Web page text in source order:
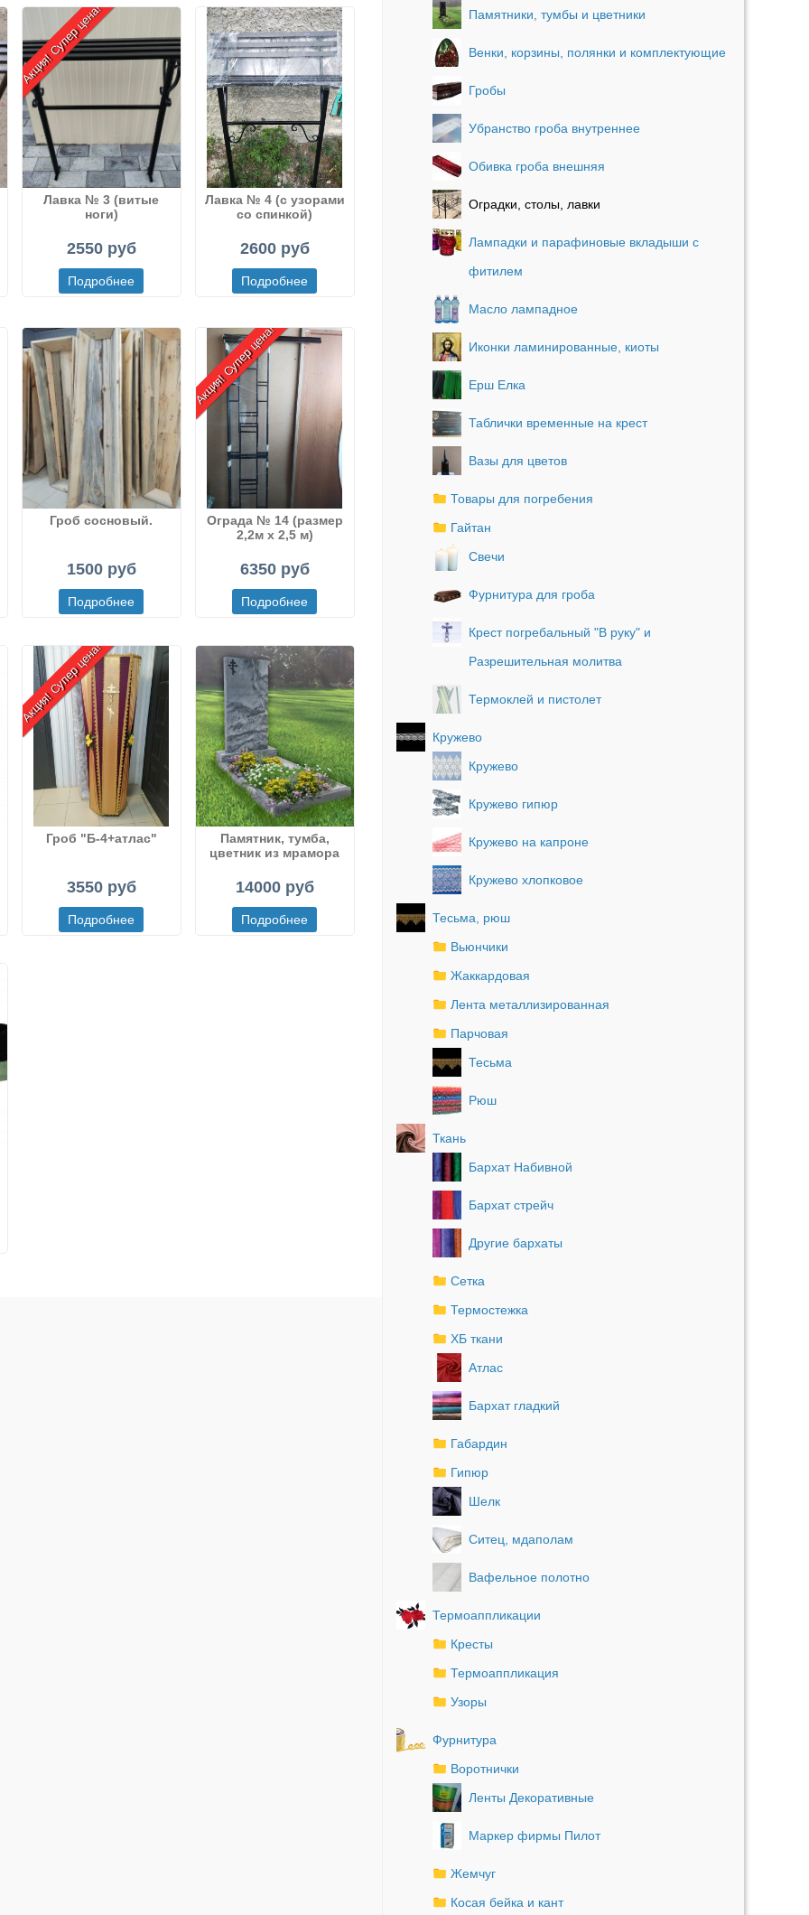
Акция! Супер цена!
Лавка № 3 (витые
ноги)
2550 руб
Лавка № 4 (с узорами
со спинкой)
2600 руб
Гроб сосновый.
1500 руб
Акция! Супер цена!
Ограда № 14 (размер
2,2м х 2,5 м)
6350 руб
Акция! Супер цена!
Гроб "Б-4+атлас"
3550 руб
Памятник, тумба,
цветник из мрамора
(Полевского)
14000 руб
Памятники, тумбы и цветники
Венки, корзины, полянки и комплектующие
Гробы
Убранство гроба внутреннее
Обивка гроба внешняя
Оградки, столы, лавки
Лампадки и парафиновые вкладыши с
фитилем
Масло лампадное
Иконки ламинированные, киоты
Ерш Елка
Таблички временные на крест
Вазы для цветов
Товары для погребения
Гайтан
Свечи
Фурнитура для гроба
Крест погребальный "В руку" и
Разрешительная молитва
Термоклей и пистолет
Кружево
Кружево
Кружево гипюр
Кружево на капроне
Кружево хлопковое
Тесьма, рюш
Вьюнчики
Жаккардовая
Лента металлизированная
Парчовая
Тесьма
Рюш
Ткань
Бархат Набивной
Бархат стрейч
Другие бархаты
Сетка
Термостежка
ХБ ткани
Атлас
Бархат гладкий
Габардин
Гипюр
Шелк
Ситец, мдаполам
Вафельное полотно
Термоаппликации
Кресты
Термоаппликация
Узоры
Фурнитура
Воротнички
Ленты Декоративные
Маркер фирмы Пилот
Жемчуг
Косая бейка и кант